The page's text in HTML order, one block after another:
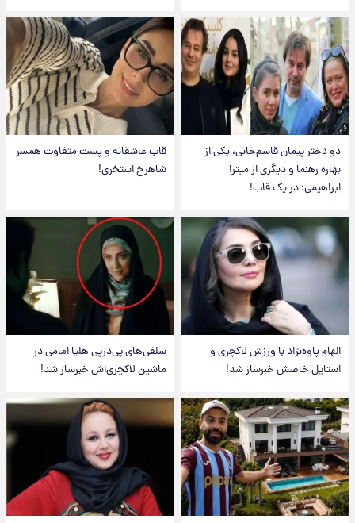
دو دختر پیمان قاسم‌خانی، یکی از
بهاره رهنما و دیگری از میترا
ابراهیمی؛ در یک قاب!
قاب عاشقانه و پست متفاوت همسر
شاهرخ استخری!
الهام پاوه‌نژاد با ورزش لاکچری و
استایل خاصش خبرساز شد!
سلفی‌های پی‌درپی هلیا امامی در
ماشین لاکچری‌اش خبرساز شد!